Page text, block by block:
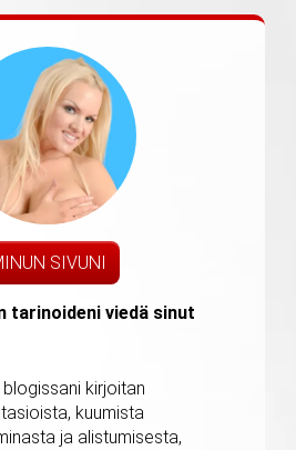
SIVUNI
tarinoideni viedä sinut
kirjoitan
kuumista
ja alistumisesta,